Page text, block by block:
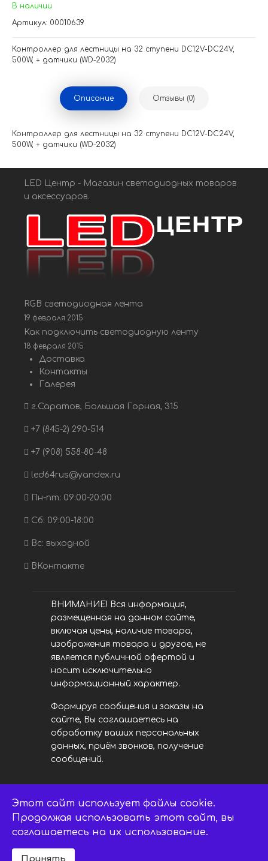
В наличии
Артикул: 00010639
Контроллер для лестницы на 32 ступени DC12V-DC24V,
500W, + датчики (WD-2032)
Описание Отзывы (0)
Контроллер для лестницы на 32 ступени DC12V-DC24V,
500W, + датчики (WD-2032)
LED Центр - Магазин светодиодных товаров
и аксессуаров.
RGB светодиодная лента
19 февраля 2015
Как подключить светодиодную ленту
18 февраля 2015
Доставка
Контакты
Галерея
г.Саратов, Большая Горная, 315
+7 (845-2) 290-514
+7 (908) 558-80-48
led64rus@yandex.ru
Пн-пт: 09:00-20:00
Сб: 09:00-18:00
Вс: выходной
ВКонтакте
ВНИМАНИЕ! Вся информация,
размещенная на данном сайте,
включая цены, наличие товара,
изображения товара и другое, не
является публичной офертой и
носит исключительно
информационный характер.
Формируя сообщения и заказы на
сайте, Вы соглашаетесь на
обработку ваших персональных
данных, приём звонков, получение
сообщений.
LED центр. © 2014 - 2026
ledsaratov.ru. Все права защищены.
Этот сайт использует файлы cookie.
Продолжая использовать этот сайт, вы
соглашаетесь на их использование.
Принять